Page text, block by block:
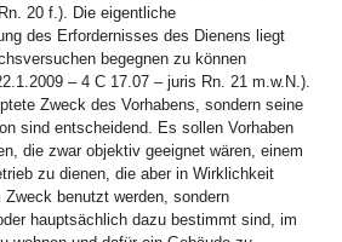
20 f.). Die eigentliche
des Erfordernisses des Dienens liegt
begegnen zu können
– 4 C 17.07 – juris Rn. 21 m.w.N.).
Zweck des Vorhabens, sondern seine
sind entscheidend. Es sollen Vorhaben
die zwar objektiv geeignet wären, einem
zu dienen, die aber in Wirklichkeit
benutzt werden, sondern
hauptsächlich dazu bestimmt sind, im